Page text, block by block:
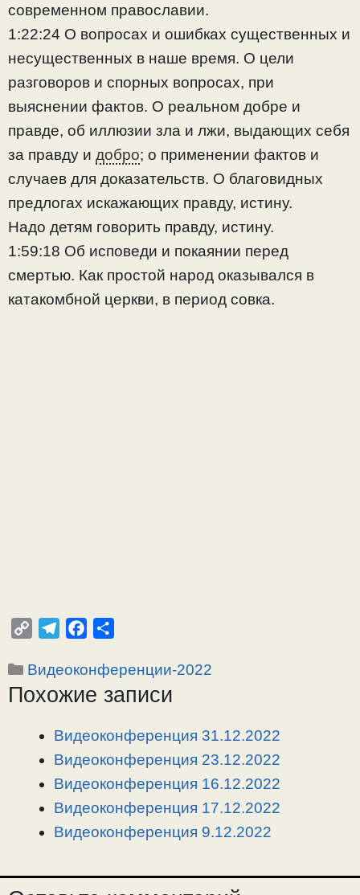
современном православии.
1:22:24 О вопросах и ошибках существенных и
несущественных в наше время. О цели
разговоров и спорных вопросах, при
выяснении фактов. О реальном добре и
правде, об иллюзии зла и лжи, выдающих себя
за правду и добро; о применении фактов и
случаев для доказательств. О благовидных
предлогах искажающих правду, истину.
Надо детям говорить правду, истину.
1:59:18 Об исповеди и покаянии перед
смертью. Как простой народ оказывался в
катакомбной церкви, в период совка.
p
y
l
e
r
a
c
e
o
п
р
в
Рубрики
Видеоконференции-2022
Похожие записи
Видеоконференция 31.12.2022
Видеоконференция 23.12.2022
Видеоконференция 16.12.2022
Видеоконференция 17.12.2022
Видеоконференция 9.12.2022